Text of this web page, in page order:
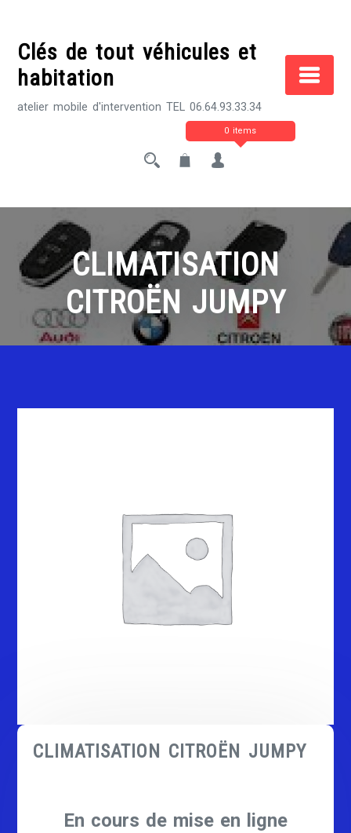
contentClés de tout véhicules et
habitation
atelier mobile d'intervention TEL 06.64.93.33.34
0 items
CLIMATISATION
CITROËN JUMPY
CLIMATISATION CITROËN JUMPY
En cours de mise en ligne